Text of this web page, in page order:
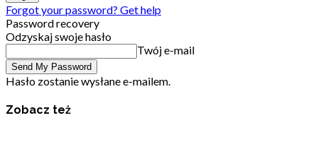
Forgot your password? Get help
Password recovery
Odzyskaj swoje hasło
Twój e-mail
Hasło zostanie wysłane e-mailem.
Zobacz też